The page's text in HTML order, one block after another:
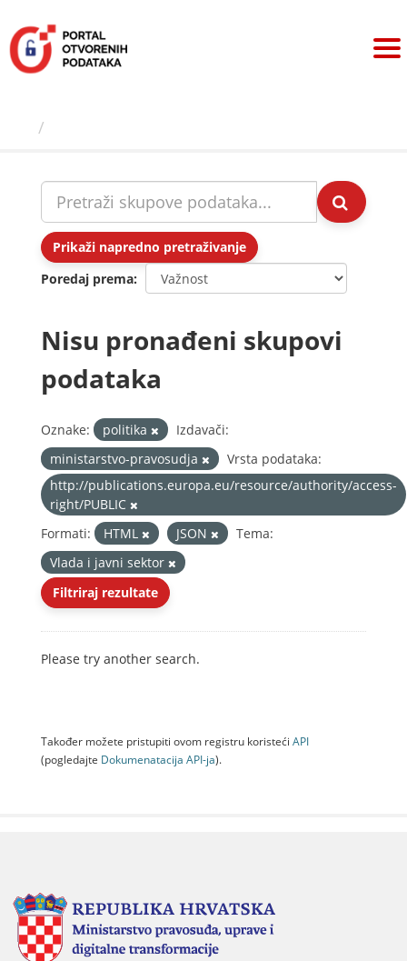
sadržaj
Prikaži napredno pretraživanje
Poredaj prema
Nisu pronađeni skupovi
podataka
Oznake: politika
Izdavači:
ministarstvo-pravosudja
Vrsta podataka:
http://publications.europa.eu/resource/authority/access-
right/PUBLIC
Formati:
HTML JSON
Tema:
Vlada i javni sektor
Filtriraj rezultate
Please try another search.
Također možete pristupiti ovom registru koristeći API
(pogledajte Dokumenаtаcijа API-jа).